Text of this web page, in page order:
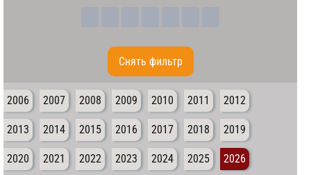
Cнять фильтр
2006 2007 2008 2009 2010 2011 2012
2013 2014 2015 2016 2017 2018 2019
2020 2021 2022 2023 2024 2025 2026